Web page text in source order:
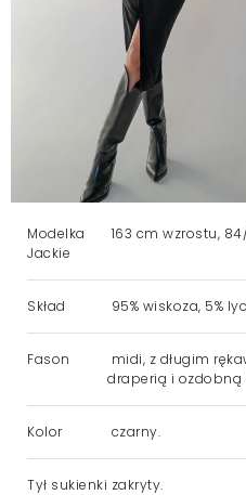
Modelka
Jackie
163 cm wzrostu,
Skład 95% wiskoza, 5%
Fason
midi, z długim
draperią i ozdobną
Kolor czarny.
Tył sukienki zakryty.